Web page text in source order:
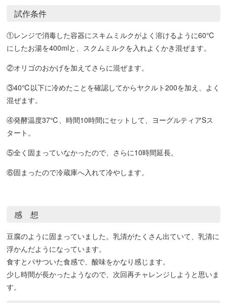
試作条件
①レンジで消毒した容器にスキムミルクがよく溶けるように60℃
にしたお湯を400mlと、スクムミルクを入れよくかき混ぜます。
②オリゴのおかげを加えてさらに混ぜます。
③40℃以下に冷めたことを確認してからヤクルト200を加え、よく
混ぜます。
④発酵温度37℃、時間10時間にセットして、ヨーグルティアSス
タート。
⑤全く固まっていなかったので、さらに10時間延長。
⑥固まったので冷蔵庫へ入れて冷やします。
感 想
豆腐のように固まっていました。乳清がたくさん出ていて、乳清に
浮かんだようになっています。
食すとパサついた食感で、酸味をかなり感じます。
少し時間が長かったようなので、次回再チャレンジしようと思いま
す。